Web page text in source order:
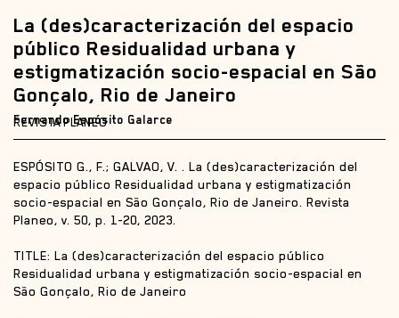
La (des)caracterización del espacio
público Residualidad urbana y
estigmatización socio-espacial en São
Gonçalo, Rio de Janeiro
REVISTA PLANEO
Fernando Espósito Galarce
ESPÓSITO G., F.; GALVAO, V. . La (des)caracterización del
espacio público Residualidad urbana y estigmatización
socio-espacial en São Gonçalo, Rio de Janeiro. Revista
Planeo, v. 50, p. 1-20, 2023.
TITLE: La (des)caracterización del espacio público
Residualidad urbana y estigmatización socio-espacial en
São Gonçalo, Rio de Janeiro